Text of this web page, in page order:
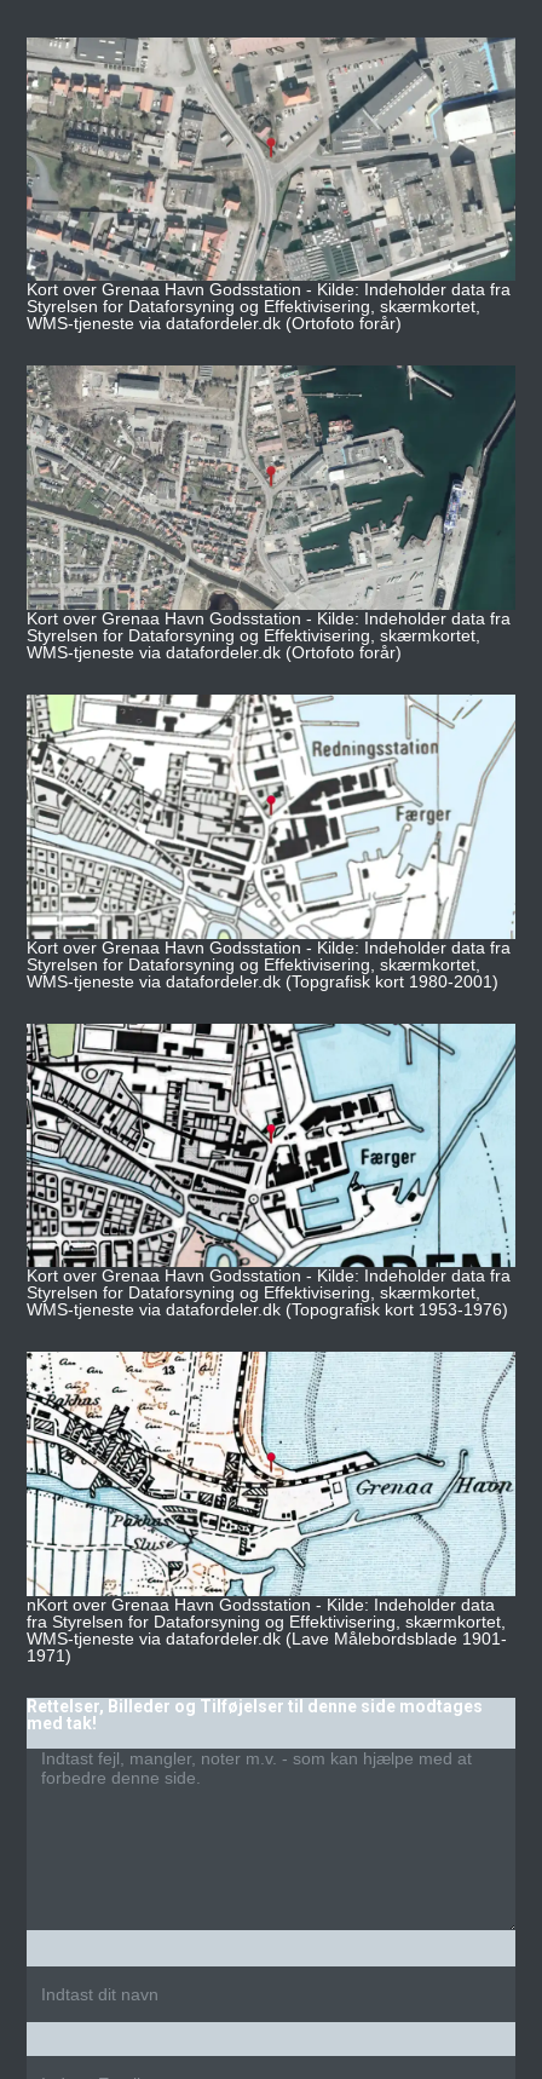
Kort over Grenaa Havn Godsstation - Kilde: Indeholder data fra
Styrelsen for Dataforsyning og Effektivisering, skærmkortet,
WMS-tjeneste via datafordeler.dk (Ortofoto forår)
Kort over Grenaa Havn Godsstation - Kilde: Indeholder data fra
Styrelsen for Dataforsyning og Effektivisering, skærmkortet,
WMS-tjeneste via datafordeler.dk (Ortofoto forår)
Kort over Grenaa Havn Godsstation - Kilde: Indeholder data fra
Styrelsen for Dataforsyning og Effektivisering, skærmkortet,
WMS-tjeneste via datafordeler.dk (Topgrafisk kort 1980-2001)
Kort over Grenaa Havn Godsstation - Kilde: Indeholder data fra
Styrelsen for Dataforsyning og Effektivisering, skærmkortet,
WMS-tjeneste via datafordeler.dk (Topografisk kort 1953-1976)
nKort over Grenaa Havn Godsstation - Kilde: Indeholder data
fra Styrelsen for Dataforsyning og Effektivisering, skærmkortet,
WMS-tjeneste via datafordeler.dk (Lave Målebordsblade 1901-
1971)
Rettelser, Billeder og Tilføjelser til denne side modtages
med tak!